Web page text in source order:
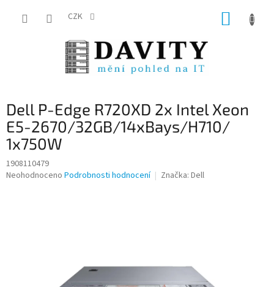
CZK
Dell P-Edge R720XD 2x Intel Xeon
E5-2670/32GB/14xBays/H710/
1x750W
1908110479
Průměrné
Neohodnoceno Podrobnosti hodnocení Značka: Dell